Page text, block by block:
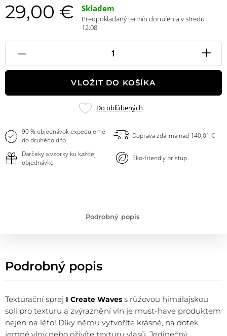
29,00 € Skladem
Predpokladaný termín doručenia v stredu
12.08.
-
Pole
množstvo
+
VLOŽIT DO KOŠÍKA
Pridať
Do obľúbených
90 % objednávok expedujeme
do druhého dňa
Doprava zdarma nad 140,01 €
Darčeky a vzorky ku každej
objednávke
Eko-friendly prístup
Podrobný popis
Podrobný popis
Texturační sprej I Create Wavess růžovou himálajskou
solí pro texturu a zvýraznění vln je must-have produktem
nejen na léto! Díky němu vytvoříte krásné, na dotek